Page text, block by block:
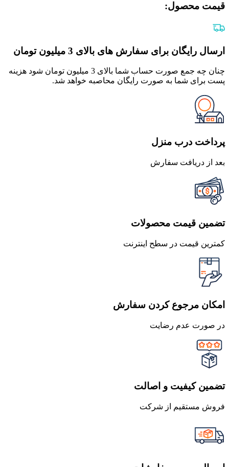
قیمت محصول:​
ارسال رایگان برای سفارش های بالای 3 میلیون تومان
چنان چه جمع صورت حساب شما بالای 3 میلیون تومان شود هزینه
پست برای شما به صورت رایگان محاصبه خواهد شد.
پرداخت درب منزل
بعد از دریافت سفارش
تضمین قیمت محصولات
کمترین قیمت در سطح اینترنت
امکان مرجوع کردن سفارش
در صورت عدم رضایت
تضمین کیفیت و اصالت
فروش مستقیم از شرکت